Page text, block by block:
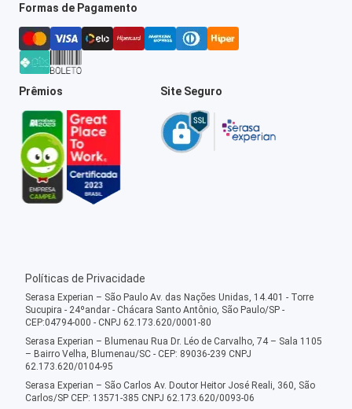
Formas de Pagamento
Prêmios Site Seguro
Políticas de Privacidade
Serasa Experian – São Paulo Av. das Nações Unidas, 14.401 - Torre
Sucupira - 24ºandar - Chácara Santo Antônio, São Paulo/SP -
CEP:04794-000 - CNPJ 62.173.620/0001-80
Serasa Experian – Blumenau Rua Dr. Léo de Carvalho, 74 – Sala 1105
– Bairro Velha, Blumenau/SC - CEP: 89036-239 CNPJ
62.173.620/0104-95
Serasa Experian – São Carlos Av. Doutor Heitor José Reali, 360, São
Carlos/SP CEP: 13571-385 CNPJ 62.173.620/0093-06